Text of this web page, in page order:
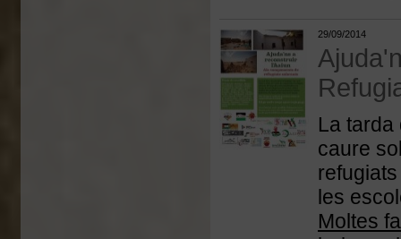
29/09/2014
La
caure
les
Moltes